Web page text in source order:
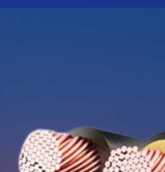
造埃因​​​